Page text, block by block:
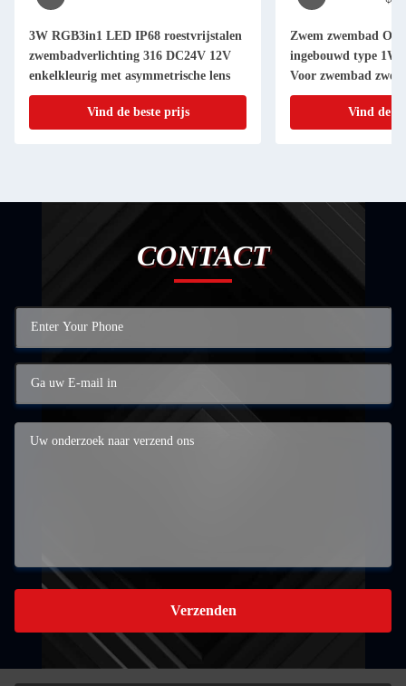
3W RGB3in1 LED IP68 roestvrijstalen
zwembadverlichting 316 DC24V 12V
enkelkleurig met asymmetrische lens
Vind de beste prijs
Zwem zwembad
ingebouwd type 1W
Voor zwembad
Vind de
CONTACT
Verzenden